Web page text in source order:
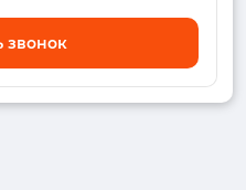
Заказать звонок